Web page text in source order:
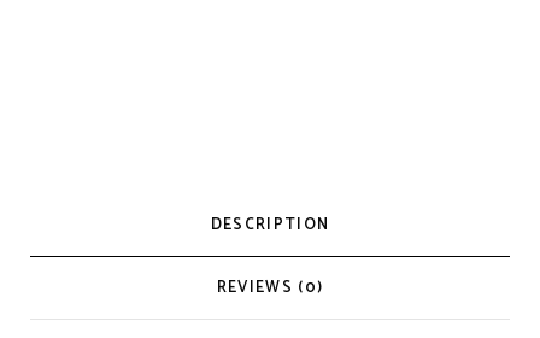
DESCRIPTION
REVIEWS (0)